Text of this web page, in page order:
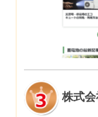
株式